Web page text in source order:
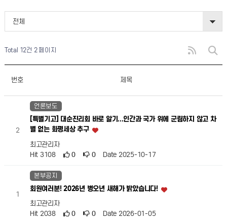
전체
Total 12건 2 페이지
번호 제목
2
언론보도
[특별기고] 대순진리회 바로 알기...인간과 국가 위에 군림하지 않고 차
별 없는 화평세상 추구
최고관리자
Hit 3108
0 0 Date 2025-10-17
1
본부공지
회원여러분! 2026년 병오년 새해가 밝았습니다!
최고관리자
Hit 2038
0 0 Date 2026-01-05